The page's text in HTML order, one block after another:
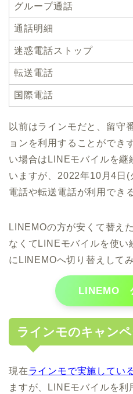
グループ通話
通話明細
迷惑電話ストップ
転送電話
国際電話
以前はラインモだと、留守
ョンを利用することができ
い場合はLINEモバイルを継
いますが、2022年10月4日
電話や転送電話が利用でき
LINEMOの方が安くて替え
なくてLINEモバイルを使い
にLINEMOへ切り替えして
LINEMO
ラインモのキャン
現在ラインモで実施してい
ますが、LINEモバイルを